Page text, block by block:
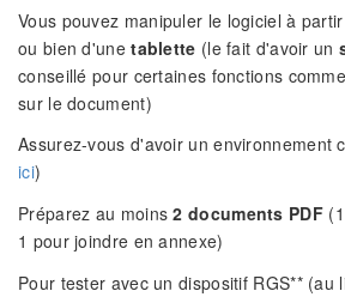
Vous pouvez manipuler le logiciel à
ou bien d'unetablette (le fait d'avoir un
conseillé pour certaines fonctions
sur le document)
Assurez-vous d'avoir un environnement
ici)
Préparez au moins2 documents PDF(1
1 pour joindre en annexe)
Pour tester avec un dispositif RGS** (au